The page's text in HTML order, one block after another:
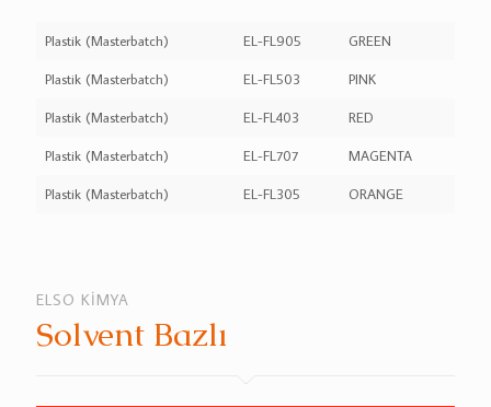
Plastik (Masterbatch) EL-FL905 GREEN
Plastik (Masterbatch) EL-FL503 PINK
Plastik (Masterbatch) EL-FL403 RED
Plastik (Masterbatch) EL-FL707 MAGENTA
Plastik (Masterbatch) EL-FL305 ORANGE
ELSO KİMYA
Solvent Bazlı